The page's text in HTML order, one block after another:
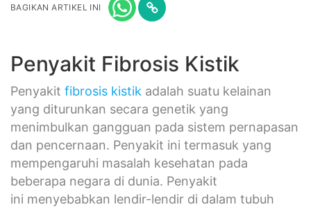
BAGIKAN ARTIKEL INI
Penyakit Fibrosis Kistik
Penyakit fibrosis kistik adalah suatu kelainan
yang diturunkan secara genetik yang
menimbulkan gangguan pada sistem pernapasan
dan pencernaan. Penyakit ini termasuk yang
mempengaruhi masalah kesehatan pada
beberapa negara di dunia. Penyakit
ini menyebabkan lendir-lendir di dalam tubuh